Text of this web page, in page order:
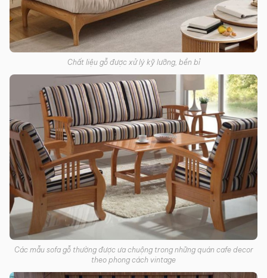
Chất liệu gỗ được xử lý kỹ lưỡng, bền bỉ
Các mẫu sofa gỗ thường được ưa chuộng trong những quán cafe decor
theo phong cách vintage